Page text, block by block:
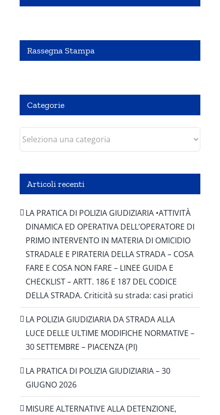
Criticità su strada: casi pratici
Rassegna Stampa
Pubbliredazionale – Crocevia 07 Agosto 2020
Categorie
Categorie
Articoli recenti
LA PRATICA DI POLIZIA GIUDIZIARIA •ATTIVITÀ
DINAMICA ED OPERATIVA DELL’OPERATORE DI
PRIMO INTERVENTO IN MATERIA DI OMICIDIO
STRADALE E PIRATERIA DELLA STRADA – COSA
FARE E COSA NON FARE – LINEE GUIDA E
CHECKLIST – ARTT. 186 E 187 DEL CODICE
DELLA STRADA. Criticità su strada: casi pratici
LA POLIZIA GIUDIZIARIA DA STRADA ALLA
LUCE DELLE ULTIME MODIFICHE NORMATIVE –
30 SETTEMBRE – PIACENZA (PI)
LA PRATICA DI POLIZIA GIUDIZIARIA – 30
GIUGNO 2026
MISURE ALTERNATIVE ALLA DETENZIONE,